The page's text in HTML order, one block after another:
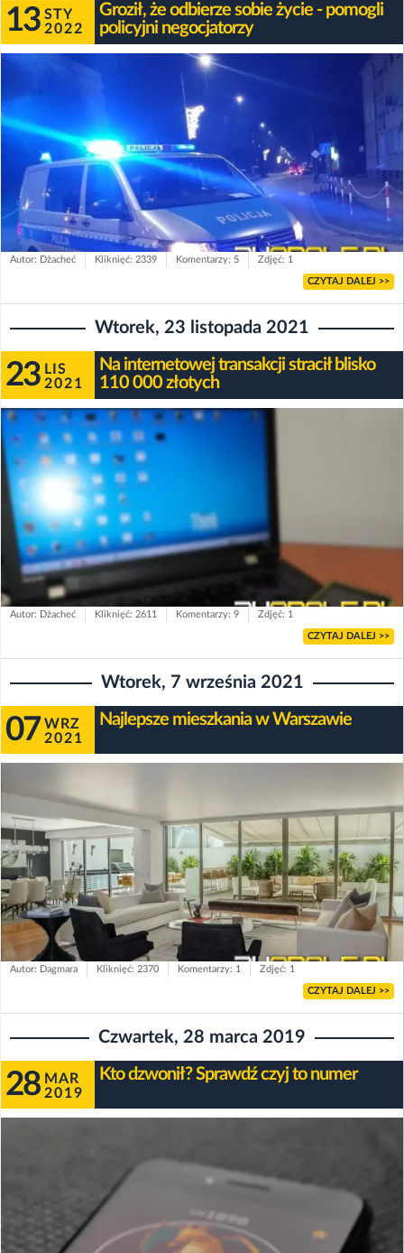
13 STY
2022
Groził, że odbierze sobie życie - pomogli
policyjni negocjatorzy
Autor: Dżacheć Kliknięć: 2339 Komentarzy: 5 Zdjęć: 1
CZYTAJ DALEJ >>
Wtorek, 23 listopada 2021
23 LIS
2021
Na internetowej transakcji stracił blisko
110 000 złotych
Autor: Dżacheć Kliknięć: 2611 Komentarzy: 9 Zdjęć: 1
CZYTAJ DALEJ >>
Wtorek, 7 września 2021
07 WRZ
2021
Najlepsze mieszkania w Warszawie
Autor: Dagmara Kliknięć: 2370 Komentarzy: 1 Zdjęć: 1
CZYTAJ DALEJ >>
Czwartek, 28 marca 2019
28 MAR
2019
Kto dzwonił? Sprawdź czyj to numer